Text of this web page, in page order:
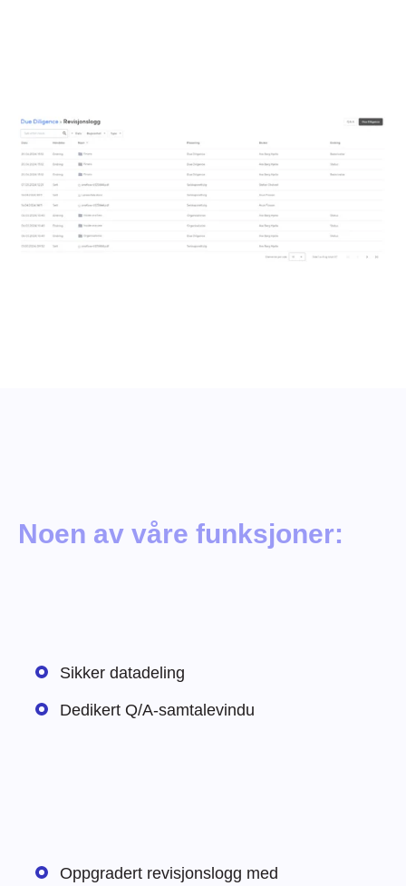
Noen av våre funksjoner:
Sikker datadeling
Dedikert Q/A-samtalevindu
Oppgradert revisjonslogg med